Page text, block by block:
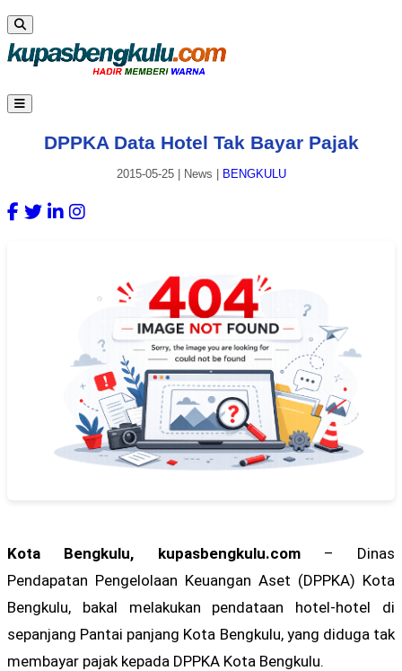
DPPKA Data Hotel Tak Bayar Pajak
2015-05-25| News BENGKULU
Kota Bengkulu, kupasbengkulu.com– Dinas
Pendapatan Pengelolaan Keuangan Aset (DPPKA) Kota
Bengkulu, bakal melakukan pendataan hotel-hotel di
sepanjang Pantai panjang Kota Bengkulu, yang diduga tak
membayar pajak kepada DPPKA Kota Bengkulu.